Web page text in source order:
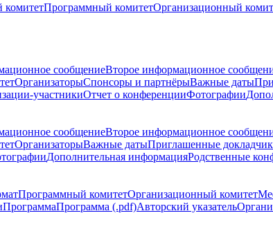
комитетПрограммный комитетОрганизационный
сообщениеВторое информационное
ОрганизаторыСпонсоры и партнёрыВажные даты
участникиОтчет о конференцииФотографии
сообщениеВторое информационное
ОрганизаторыВажные датыПриглашенные
Дополнительная информацияРодственные
Программный комитетОрганизационный комитет
ПрограммаПрограмма (.pdf)Авторский указатель